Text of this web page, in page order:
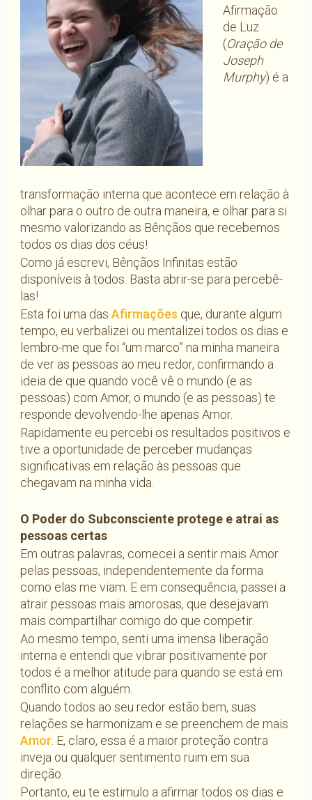
Afirmação
de Luz
(Oração de
Joseph
Murphy) é a
transformação interna que acontece em relação à
olhar para o outro de outra maneira, e olhar para si
mesmo valorizando as Bênçãos que recebemos
todos os dias dos céus!
Como já escrevi, Bênçãos Infinitas estão
disponíveis à todos. Basta abrir-se para percebê-
las!
Esta foi uma das Afirmações que, durante algum
tempo, eu verbalizei ou mentalizei todos os dias e
lembro-me que foi “um marco” na minha maneira
de ver as pessoas ao meu redor, confirmando a
ideia de que quando você vê o mundo (e as
pessoas) com Amor, o mundo (e as pessoas) te
responde devolvendo-lhe apenas Amor.
Rapidamente eu percebi os resultados positivos e
tive a oportunidade de perceber mudanças
significativas em relação às pessoas que
chegavam na minha vida.
O Poder do Subconsciente protege e atrai as
pessoas certas
Em outras palavras, comecei a sentir mais Amor
pelas pessoas, independentemente da forma
como elas me viam. E em consequência, passei a
atrair pessoas mais amorosas, que desejavam
mais compartilhar comigo do que competir.
Ao mesmo tempo, senti uma imensa liberação
interna e entendi que vibrar positivamente por
todos é a melhor atitude para quando se está em
conflito com alguém.
Quando todos ao seu redor estão bem, suas
relações se harmonizam e se preenchem de mais
Amor . E, claro, essa é a maior proteção contra
inveja ou qualquer sentimento ruim em sua
direção.
Portanto, eu te estimulo a afirmar todos os dias e